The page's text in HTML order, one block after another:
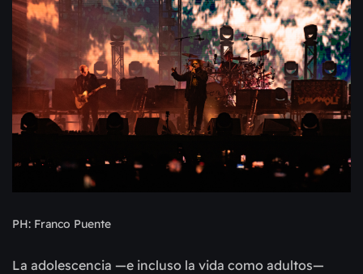
PH: Franco Puente
La adolescencia —e incluso la vida como adultos—